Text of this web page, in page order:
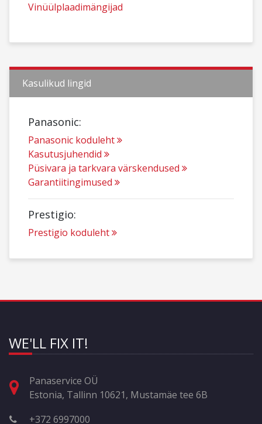
Vinüülplaadimängijad
Kasulikud lingid
Panasonic:
Panasonic koduleht
Kasutusjuhendid
Püsivara ja tarkvara värskendused
Garantiitingimused
Prestigio:
Prestigio koduleht
WE'LL FIX IT!
Panaservice OÜ
Estonia, Tallinn 10621, Mustamäe tee 6B
+372 6997000